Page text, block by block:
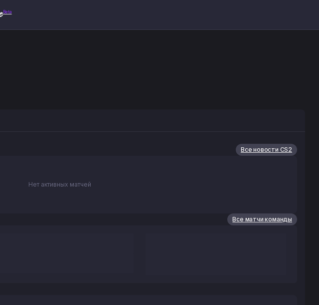
Beta
Все новости CS2
Нет активных матчей
Все матчи команды